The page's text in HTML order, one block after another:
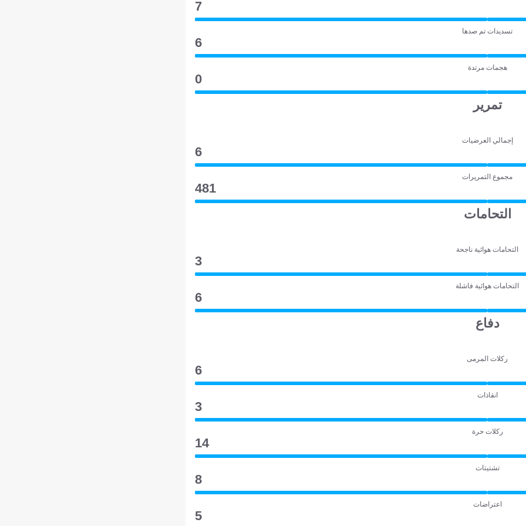
7
تسديدات تم صدها
6
هجمات مرتدة
0
تمرير
إجمالي العرضيات
6
مجموع التمريرات
481
التحامات
التحامات هوائية ناجحة
3
التحامات هوائية فاشلة
6
دفاع
ركلات المرمى
6
انقاذات
3
ركلات حرة
14
تشتيتات
8
اعتراضات
5